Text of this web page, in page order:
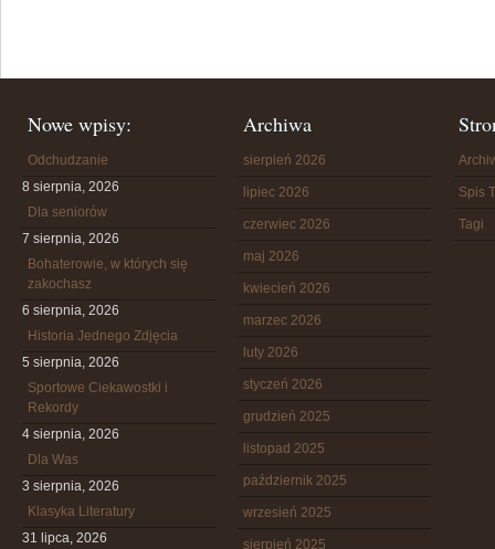
Nowe wpisy:
Odchudzanie
8 sierpnia, 2026
Dla seniorów
7 sierpnia, 2026
Bohaterowie, w których się
zakochasz
6 sierpnia, 2026
Historia Jednego Zdjęcia
5 sierpnia, 2026
Sportowe Ciekawostki i
Rekordy
4 sierpnia, 2026
Dla Was
3 sierpnia, 2026
Klasyka Literatury
31 lipca, 2026
Archiwa
sierpień 2026
lipiec 2026
czerwiec 2026
maj 2026
kwiecień 2026
marzec 2026
luty 2026
styczeń 2026
grudzień 2025
listopad 2025
październik 2025
wrzesień 2025
sierpień 2025
Spis
Tagi